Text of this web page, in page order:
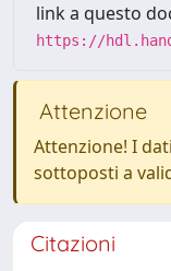
link a questo
https://
Attenzione
Attenzione! I
sottoposti a
Citazioni